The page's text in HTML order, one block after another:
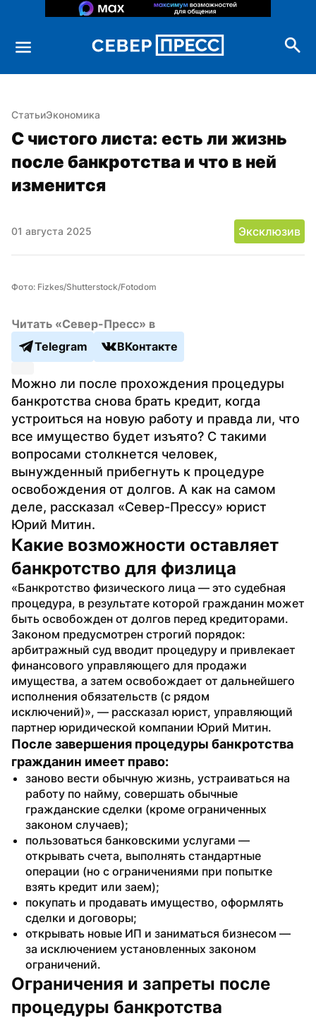
СтатьиЭкономика
С чистого листа: есть ли жизнь
после банкротства и что в ней
изменится
01 августа 2025 Эксклюзив
Фото: Fizkes/Shutterstock/Fotodom
Читать «Север-Пресс» в
Telegram
ВКонтакте
Можно ли после прохождения процедуры
банкротства снова брать кредит, когда
устроиться на новую работу и правда ли, что
все имущество будет изъято? С такими
вопросами столкнется человек,
вынужденный прибегнуть к процедуре
освобождения от долгов. А как на самом
деле, рассказал «Север-Прессу» юрист
Юрий Митин.
Какие возможности оставляет
банкротство для физлица
«Банкротство физического лица — это судебная
процедура, в результате которой гражданин может
быть освобожден от долгов перед кредиторами.
Законом предусмотрен строгий порядок:
арбитражный суд вводит процедуру и привлекает
финансового управляющего для продажи
имущества, а затем освобождает от дальнейшего
исполнения обязательств (с рядом
исключений)», — рассказал юрист, управляющий
партнер юридической компании Юрий Митин.
После завершения процедуры банкротства
гражданин имеет право:
заново вести обычную жизнь, устраиваться на
работу по найму, совершать обычные
гражданские сделки (кроме ограниченных
законом случаев);
пользоваться банковскими услугами —
открывать счета, выполнять стандартные
операции (но с ограничениями при попытке
взять кредит или заем);
покупать и продавать имущество, оформлять
сделки и договоры;
открывать новые ИП и заниматься бизнесом —
за исключением установленных законом
ограничений.
Ограничения и запреты после
процедуры банкротства